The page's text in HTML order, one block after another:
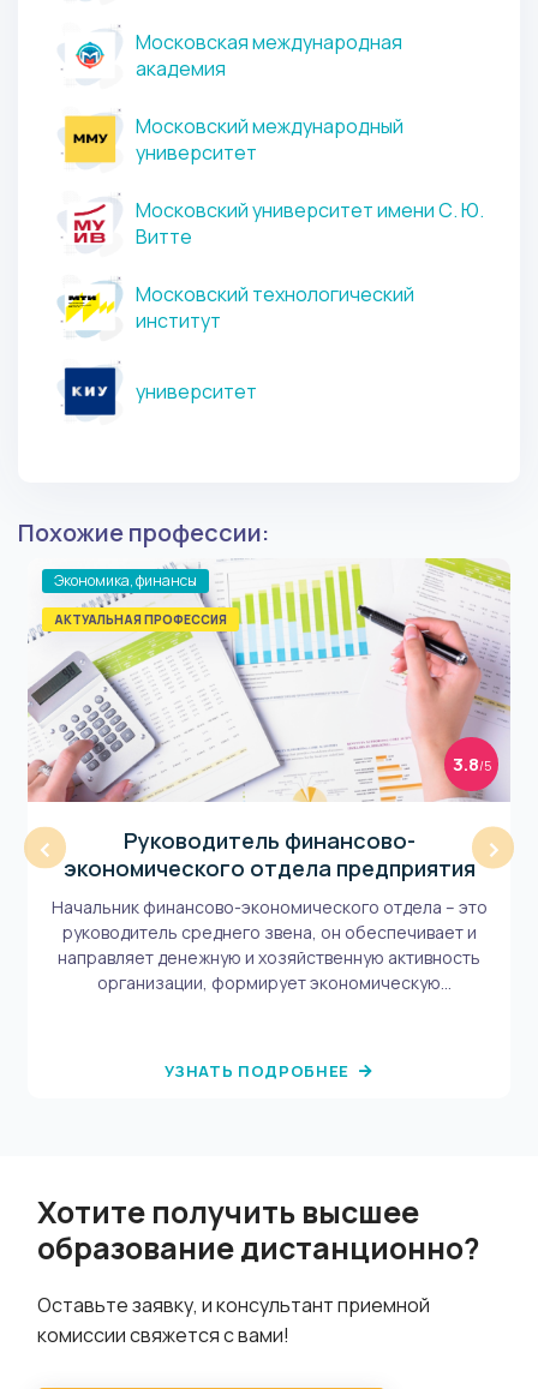
Московская международная
академия
Московский международный
университет
Московский университет имени С. Ю.
Витте
Московский технологический
институт
университет
Похожие профессии:
‹
Экономика, финансы
АКТУАЛЬНАЯ ПРОФЕССИЯ
3.8/5
Руководитель финансово-
экономического отдела предприятия
Начальник финансово-экономического отдела – это
руководитель среднего звена, он обеспечивает и
направляет денежную и хозяйственную активность
организации, формирует экономическую
составляющей компании. Для этого ему нужно
чтобы видеть динамику.
УЗНАТЬ ПОДРОБНЕЕ
›
Хотите получить высшее
образование дистанционно?
Оставьте заявку, и консультант приемной
комиссии свяжется с вами!